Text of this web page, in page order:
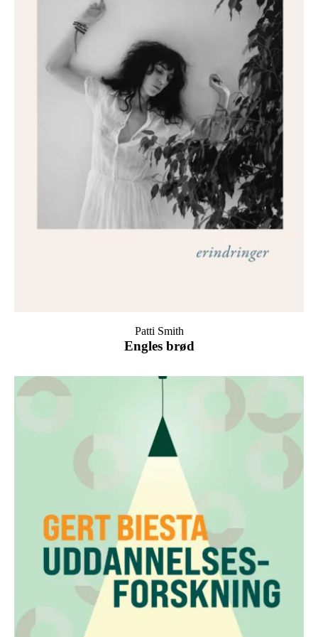
Engles brød
Patti Smith